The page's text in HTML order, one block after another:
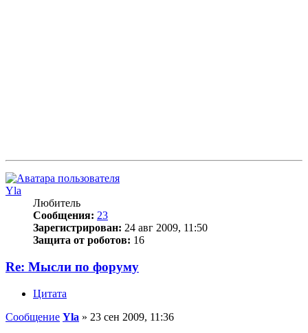
Yla
Любитель
Сообщения: 23
Зарегистрирован: 24 авг 2009, 11:50
Защита от роботов: 16
Re: Мысли по форуму
Цитата
Сообщение Yla » 23 сен 2009, 11:36